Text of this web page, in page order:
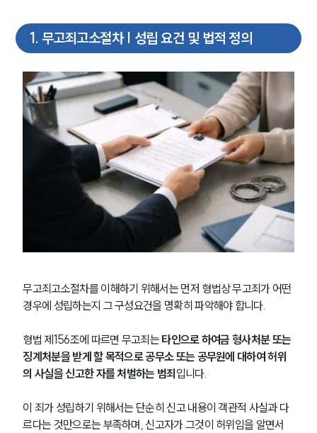
1. 무고죄고소절차 | 성립 요건 및 법적 정의
무고죄고소절차를 이해하기 위해서는 먼저 형법상 무고죄가 어떤
경우에 성립하는지 그 구성요건을 명확히 파악해야 합니다.
형법 제156조에 따르면 무고죄는 타인으로 하여금 형사처분 또는
징계처분을 받게 할 목적으로 공무소 또는 공무원에 대하여 허위
의 사실을 신고한 자를 처벌하는 범죄입니다.
이 죄가 성립하기 위해서는 단순히 신고 내용이 객관적 사실과 다
르다는 것만으로는 부족하며, 신고자가 그것이 허위임을 알면서